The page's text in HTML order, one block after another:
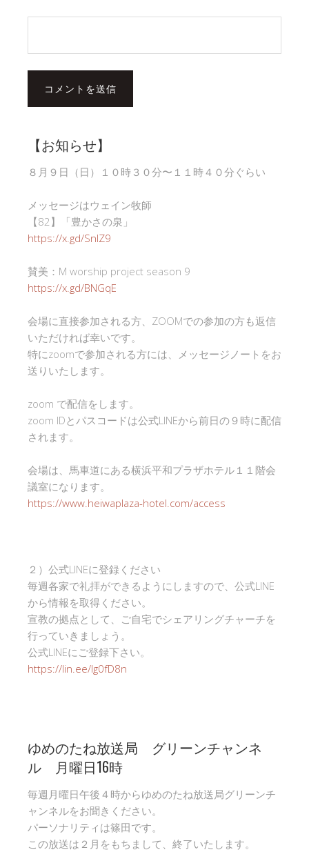
【お知らせ】
８月９日（日）１０時３０分〜１１時４０分ぐらい
メッセージはウェイン牧師
【82】「豊かさの泉」
https://x.gd/SnlZ9
賛美：M worship project season 9
https://x.gd/BNGqE
会場に直接参加される方、ZOOMでの参加の方も返信
いただければ幸いです。
特にzoomで参加される方には、メッセージノートをお
送りいたします。
zoom で配信をします。
zoom IDとパスコードは公式LINEから前日の９時に配信
されます。
会場は、馬車道にある横浜平和プラザホテル１１階会
議室になります。
https://www.heiwaplaza-hotel.com/access
２）公式LINEに登録ください
毎週各家で礼拝ができるようにしますので、公式LINE
から情報を取得ください。
宣教の拠点として、ご自宅でシェアリングチャーチを
行っていきましょう。
公式LINEにご登録下さい。
https://lin.ee/Ig0fD8n
ゆめのたね放送局 グリーンチャンネ
ル 月曜日16時
毎週月曜日午後４時からゆめのたね放送局グリーンチ
ャンネルをお聞きください。
パーソナリティは篠田です。
この放送は２月をもちまして、終了いたします。